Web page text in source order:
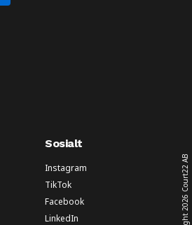
Sosialt
Instagram
TikTok
Facebook
LinkedIn
2026
Court22 AB